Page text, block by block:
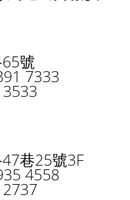
號
7333
巷25號3F
4558